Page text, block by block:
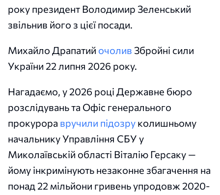
року президент Володимир Зеленський
звільнив його з цієї посади.
Михайло Драпатий очолив Збройні сили
України 22 липня 2026 року.
Нагадаємо, у 2026 році Державне бюро
розслідувань та Офіс генерального
прокурора вручили підозру колишньому
начальнику Управління СБУ у
Миколаївській області Віталію Герсаку —
йому інкримінують незаконне збагачення на
понад 22 мільйони гривень упродовж 2020-